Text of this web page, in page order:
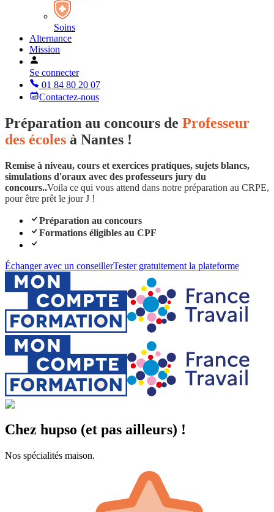
Soins
Alternance
Mission
Se connecter
01 84 80 20 07
Contactez-nous
Préparation au concours de Professeur
des écoles à Nantes !
Remise à niveau, cours et exercices pratiques, sujets blancs,
simulations d'oraux avec des professeurs jury du
concours..Voila ce qui vous attend dans notre préparation au CRPE,
pour être prêt le jour J !
Préparation au concours
Formations éligibles au CPF
Échanger avec un conseillerTester gratuitement la plateforme
Chez hupso (et pas ailleurs) !
Nos spécialités maison.